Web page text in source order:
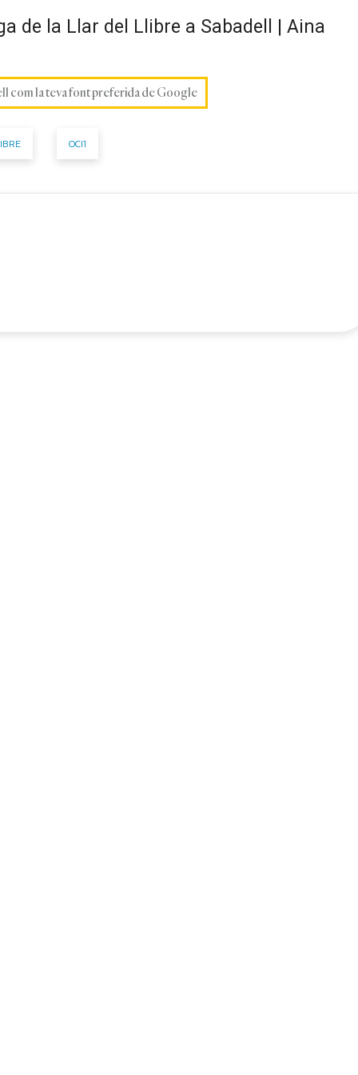
de la Llar del Llibre a Sabadell | Aina
com la teva font preferida de Google
OCI1